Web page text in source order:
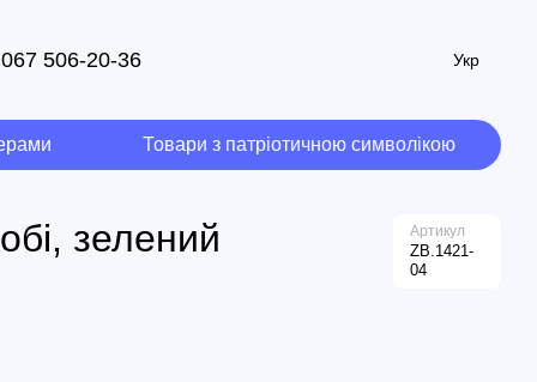
067 506-20-36 Укр
Товари з патріотичною символікою
зелений
Артикул
ZB.1421-
04